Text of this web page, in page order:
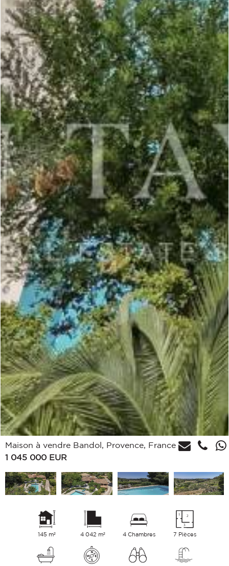
Maison à vendre Bandol, Provence, France
1 045 000 EUR
145 m² 4 042 m² 4 Chambres 7 Pièces